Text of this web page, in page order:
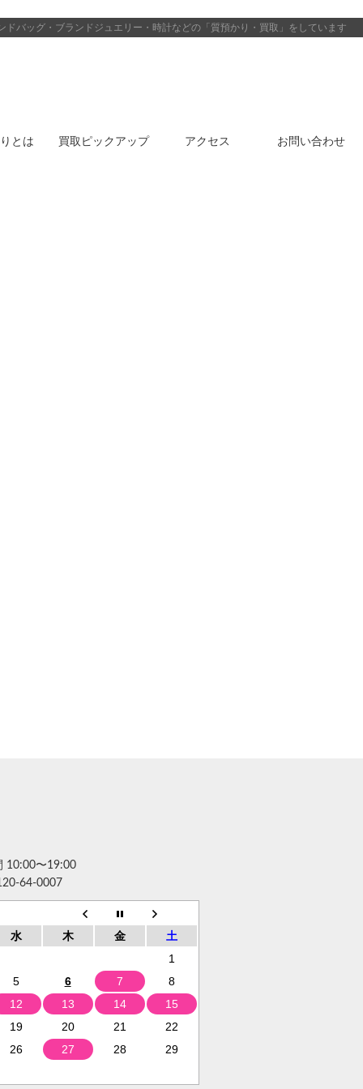
ドバッグ・ブランドジュエリー・時計などの「質預かり・買取」をしています
とは 買取ピックアップ アクセス お問い合わせ
10:00〜19:00
64-0007
水 木 金
土
1
5
6 7
8
12
13 14
15
19
20 21
22
26
27 28 29